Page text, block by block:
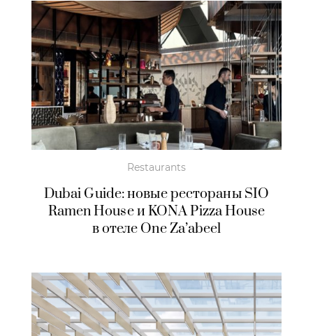
Restaurants
Dubai Guide: новые рестораны SIO
Ramen House и KONA Pizza House
в отеле One Za’abeel